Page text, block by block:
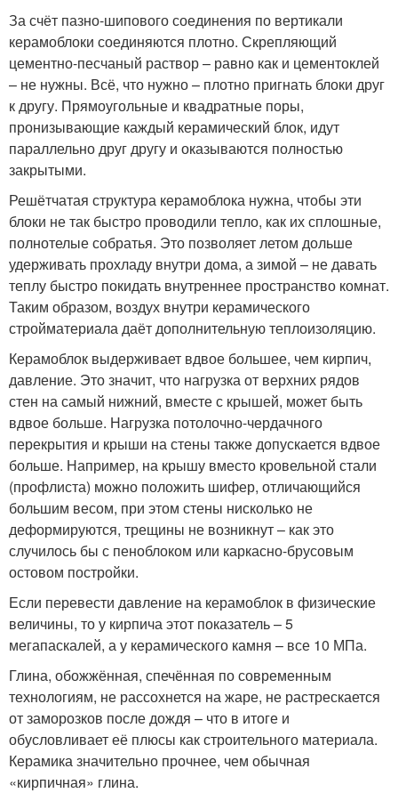
За счёт пазно-шипового соединения по вертикали
керамоблоки соединяются плотно. Скрепляющий
цементно-песчаный раствор – равно как и цементоклей
– не нужны. Всё, что нужно – плотно пригнать блоки друг
к другу. Прямоугольные и квадратные поры,
пронизывающие каждый керамический блок, идут
параллельно друг другу и оказываются полностью
закрытыми.
Решётчатая структура керамоблока нужна, чтобы эти
блоки не так быстро проводили тепло, как их сплошные,
полнотелые собратья. Это позволяет летом дольше
удерживать прохладу внутри дома, а зимой – не давать
теплу быстро покидать внутреннее пространство комнат.
Таким образом, воздух внутри керамического
стройматериала даёт дополнительную теплоизоляцию.
Керамоблок выдерживает вдвое большее, чем кирпич,
давление. Это значит, что нагрузка от верхних рядов
стен на самый нижний, вместе с крышей, может быть
вдвое больше. Нагрузка потолочно-чердачного
перекрытия и крыши на стены также допускается вдвое
больше. Например, на крышу вместо кровельной стали
(профлиста) можно положить шифер, отличающийся
большим весом, при этом стены нисколько не
деформируются, трещины не возникнут – как это
случилось бы с пеноблоком или каркасно-брусовым
остовом постройки.
Если перевести давление на керамоблок в физические
величины, то у кирпича этот показатель – 5
мегапаскалей, а у керамического камня – все 10 МПа.
Глина, обожжённая, спечённая по современным
технологиям, не рассохнется на жаре, не растрескается
от заморозков после дождя – что в итоге и
обусловливает её плюсы как строительного материала.
Керамика значительно прочнее, чем обычная
«кирпичная» глина.